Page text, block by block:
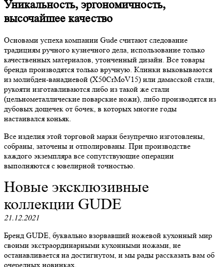
Уникальность, эргономичность,
высочайшее качество
Основами успеха компании Gude считают следование
традициям ручного кузнечного дела, использование только
качественных материалов, утонченный дизайн. Все товары
бренда производятся только вручную. Клинки выковываются
из молибден-ванадиевой (X50CrMoV15) или дамасской стали,
рукояти изготавливаются либо из такой же стали
(цельнометаллические поварские ножи), либо производятся из
дубовых дощечек от бочек, в которых многие годы
настаивался коньяк.
Все изделия этой торговой марки безупречно изготовлены,
собраны, заточены и отполированы. При производстве
каждого экземпляра все сопутствующие операции
выполняются с ювелирной точностью.
Новые эксклюзивные
коллекции GUDE
21.12.2021
Бренд GUDE, буквально взорвавший ножевой кухонный мир
своими экстраординарными кухонными ножами, не
останавливается на достигнутом, и мы рады рассказать вам об
очередных новинках.